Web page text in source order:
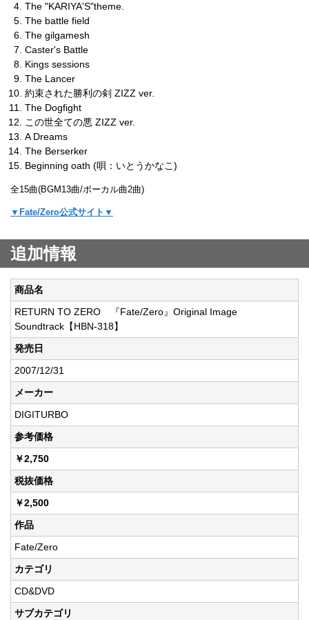
The "KARIYA'S"theme.
The battle field
The gilgamesh
Caster's Battle
Kings sessions
The Lancer
約束された勝利の剣 ZIZZ ver.
The Dogfight
この世全ての悪 ZIZZ ver.
A Dreams
The Berserker
Beginning oath (唄：いとうかなこ)
全15曲(BGM13曲/ボーカル曲2曲)
▼Fate/Zero公式サイト▼
追加情報
商品名
RETURN TO ZERO 『Fate/Zero』Original Image
Soundtrack【HBN-318】
発売日
2007/12/31
メーカー
DIGITURBO
参考価格
￥2,750
税抜価格
￥2,500
作品
Fate/Zero
カテゴリ
CD&DVD
サブカテゴリ